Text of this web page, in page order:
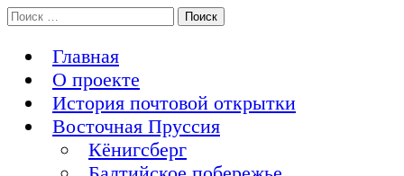
Перейти
к
История Восточной Пруссии в почтовых открытках и не
Поиск:
Главная
О проекте
История почтовой открытки
Восточная Пруссия
Кёнигсберг